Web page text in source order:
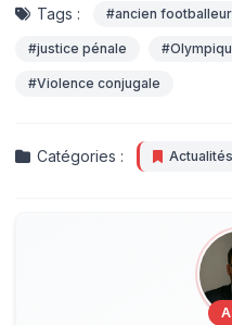
Tags : #ancien footballeur
#justice pénale
#Violence conjugale
Catégories : Actualités